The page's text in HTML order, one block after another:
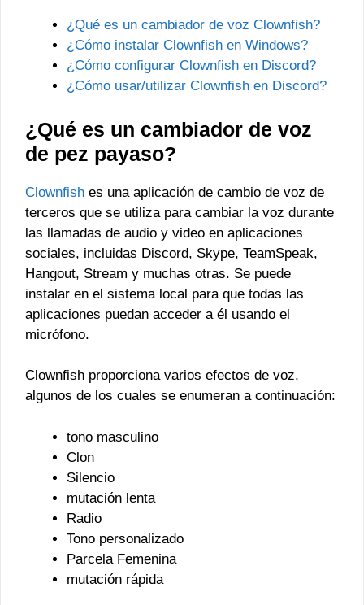
¿Qué es un cambiador de voz Clownfish?
¿Cómo instalar Clownfish en Windows?
¿Cómo configurar Clownfish en Discord?
¿Cómo usar/utilizar Clownfish en Discord?
¿Qué es un cambiador de voz
de pez payaso?
Clownfish es una aplicación de cambio de voz de
terceros que se utiliza para cambiar la voz durante
las llamadas de audio y video en aplicaciones
sociales, incluidas Discord, Skype, TeamSpeak,
Hangout, Stream y muchas otras. Se puede
instalar en el sistema local para que todas las
aplicaciones puedan acceder a él usando el
micrófono.
Clownfish proporciona varios efectos de voz,
algunos de los cuales se enumeran a continuación:
tono masculino
Clon
Silencio
mutación lenta
Radio
Tono personalizado
Parcela Femenina
mutación rápida